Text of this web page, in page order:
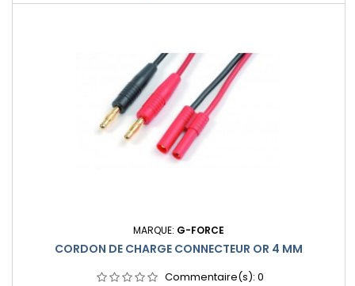
MARQUE: G-FORCE
CORDON DE CHARGE CONNECTEUR OR 4 MM
Commentaire(s): 0